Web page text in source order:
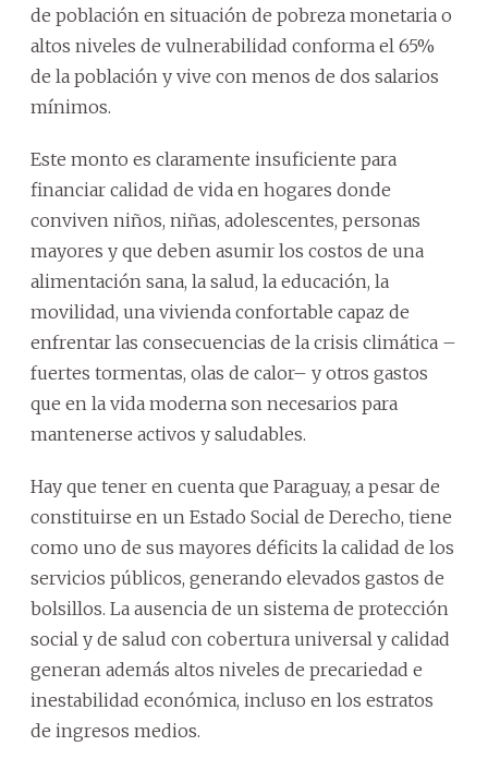
de población en situación de pobreza monetaria o
altos niveles de vulnerabilidad conforma el 65%
de la población y vive con menos de dos salarios
mínimos.
Este monto es claramente insuficiente para
financiar calidad de vida en hogares donde
conviven niños, niñas, adolescentes, personas
mayores y que deben asumir los costos de una
alimentación sana, la salud, la educación, la
movilidad, una vivienda confortable capaz de
enfrentar las consecuencias de la crisis climática –
fuertes tormentas, olas de calor– y otros gastos
que en la vida moderna son necesarios para
mantenerse activos y saludables.
Hay que tener en cuenta que Paraguay, a pesar de
constituirse en un Estado Social de Derecho, tiene
como uno de sus mayores déficits la calidad de los
servicios públicos, generando elevados gastos de
bolsillos. La ausencia de un sistema de protección
social y de salud con cobertura universal y calidad
generan además altos niveles de precariedad e
inestabilidad económica, incluso en los estratos
de ingresos medios.